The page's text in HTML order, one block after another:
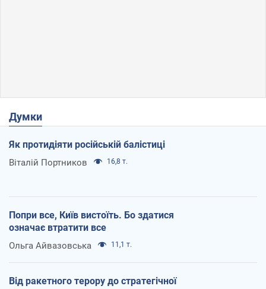
Думки
Як протидіяти російській балістиці
Віталій Портников 16,8 т.
Попри все, Київ вистоїть. Бо здатися
означає втратити все
Ольга Айвазовська 11,1 т.
Від ракетного терору до стратегічної